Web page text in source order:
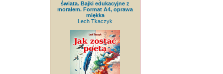
świata. Bajki edukacyjne z
morałem. Format A4, oprawa
miękka
Lech Tkaczyk